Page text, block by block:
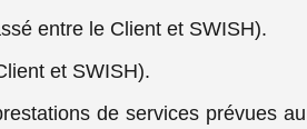
entre le Client et SWISH).
et SWISH).
de services prévues au